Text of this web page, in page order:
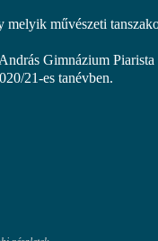
melyik művészeti
Gimnázium Piarista
21-es tanévben.